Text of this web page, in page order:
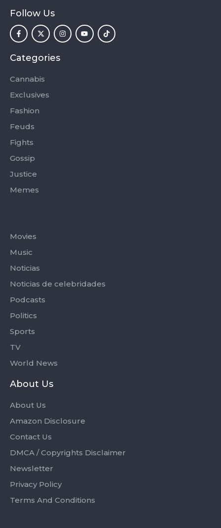
Follow Us
a
c
e
o
o
-
f
-
t
w
t
t
r
n
s
t
o
u
t
i
k
t
Categories
Cannabis
Exclusives
Fashion
Feuds
Fights
Gossip
Justice
Memes
Movies
Music
Noticias
Noticias de celebridades
Podcasts
Politics
Sports
TV
World News
About Us
About Us
Amazon Disclosure
Contact Us
DMCA / Copyrights Disclaimer
Newsletter
Privacy Policy
Terms And Conditions